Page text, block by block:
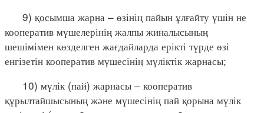
9) қосымша жарна – өзінің пайын ұлғайту үшін не
кооператив мүшелерінің жалпы жиналысының
шешімімен көзделген жағдайларда ерікті түрде өзі
енгізетін кооператив мүшесінің мүліктік жарнасы;
10) мүлік (пай) жарнасы – кооператив
құрылтайшысының және мүшесінің пай қорына мүлік